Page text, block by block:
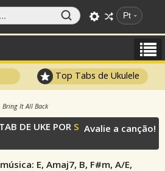
Pt
Top Tabs de Ukulele
Bring It All Back
TAB DE UKE POR S
: E, Amaj7, B, F#m, A/E,
Avalie a canção!